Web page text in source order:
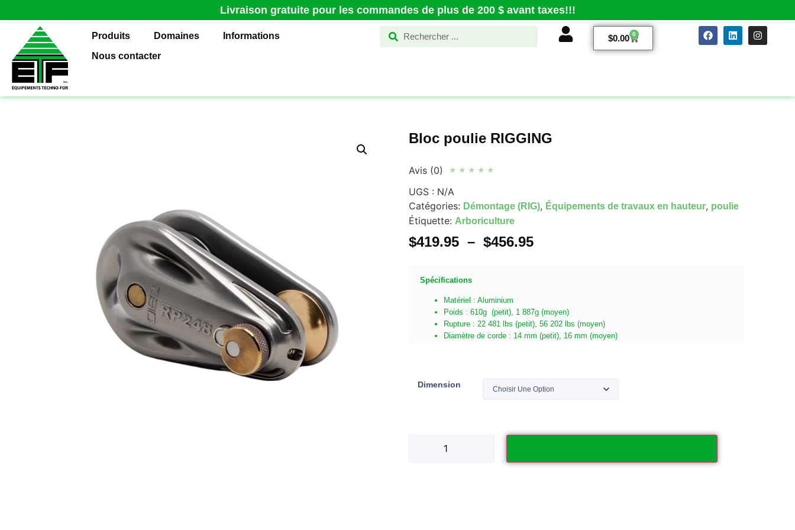
Livraison gratuite pour les commandes de plus de 200 $ avant taxes!!!
Produits Domaines
Informations
Nous contacter
$0.00 0
Bloc poulie RIGGING
Avis (0) ★ ★ ★ ★ ★
UGS : N/A
Catégories: Démontage (RIG), Équipements de travaux en hauteur, poulie
Étiquette: Arboriculture
$419.95 – $456.95
Spécifications
Matériel : Aluminium
Poids : 610g (petit), 1 887g (moyen)
Rupture : 22 481 lbs (petit), 56 202 lbs (moyen)
Diamètre de corde : 14 mm (petit), 16 mm (moyen)
Dimension